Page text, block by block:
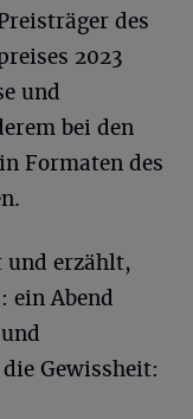
des
2023
und
bei den
Formaten des
und erzählt,
ein Abend
Gewissheit: